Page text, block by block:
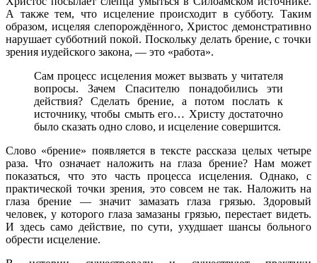
А также тем, что исцеление происходит в субботу. Таким
образом, исцеляя слепорождённого, Христос демонстративно
нарушает субботний покой. Поскольку делать брение, с точки
зрения иудейского закона, — это «работа».
Сам процесс исцеления может вызвать у читателя
вопросы. Зачем Спасителю понадобились эти
действия? Сделать брение, а потом послать к
источнику, чтобы смыть его… Христу достаточно
было сказать одно слово, и исцеление совершится.
Слово «брение» появляется в тексте рассказа целых четыре
раза. Что означает наложить на глаза брение? Нам может
показаться, что это часть процесса исцеления. Однако, с
практической точки зрения, это совсем не так. Наложить на
глаза брение — значит замазать глаза грязью. Здоровый
человек, у которого глаза замазаны грязью, перестает видеть.
И здесь само действие, по сути, ухудшает шансы больного
обрести исцеление.